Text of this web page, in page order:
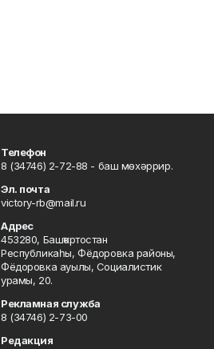
Телефон
8 (34746) 2-72-88 - баш мөхәррир.
Эл. почта
victory-rb@mail.ru
Адрес
453280, Башҡортостан
Республикаһы, Фёдоровка районы,
Фёдоровка ауылы, Социалистик
урамы, 20.
Рекламная служба
8 (34746) 2-73-00
Редакция